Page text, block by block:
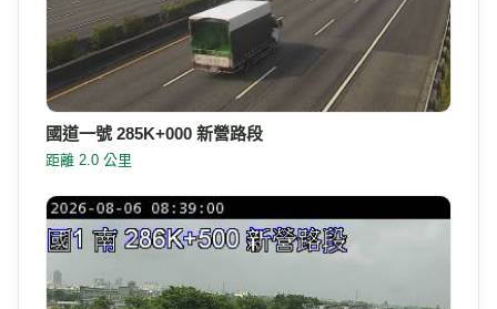
國道一號 285K+000 新營路段
距離 2.0 公里